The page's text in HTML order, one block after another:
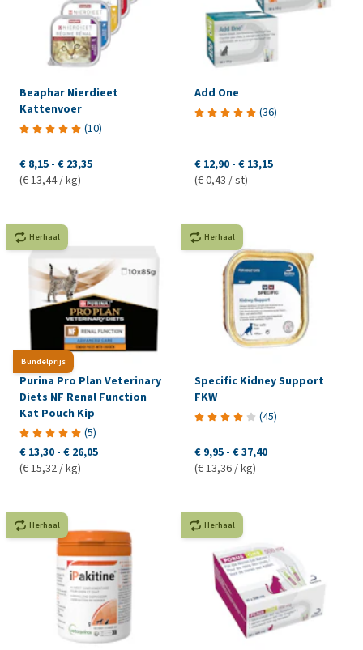
Beaphar Nierdieet
Kattenvoer
(10)
€ 8,15 - € 23,35
(€ 13,44 / kg)
Add One
(36)
€ 12,90 - € 13,15
(€ 0,43 / st)
Bundelprijs
Herhaal
Purina Pro Plan Veterinary
Diets NF Renal Function
Kat Pouch Kip
(5)
€ 13,30 - € 26,05
(€ 15,32 / kg)
Herhaal
Specific Kidney Support
FKW
(45)
€ 9,95 - € 37,40
(€ 13,36 / kg)
Herhaal Herhaal